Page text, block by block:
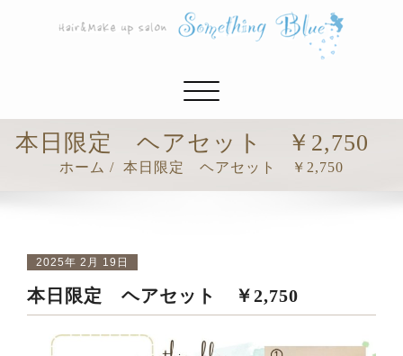
ナ
ー
シ
ョ
え
本日限定 ヘアセット ￥2,750
ホーム 本日限定 ヘアセット ￥2,750
2025年 2月 19日
本日限定 ヘアセット ￥2,750